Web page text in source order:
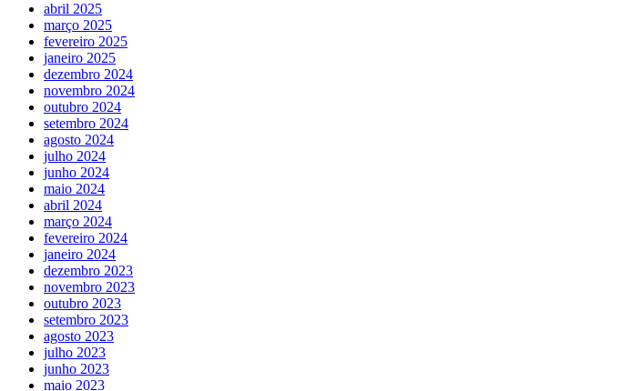
abril 2025
março 2025
fevereiro 2025
janeiro 2025
dezembro 2024
novembro 2024
outubro 2024
setembro 2024
agosto 2024
julho 2024
junho 2024
maio 2024
abril 2024
março 2024
fevereiro 2024
janeiro 2024
dezembro 2023
novembro 2023
outubro 2023
setembro 2023
agosto 2023
julho 2023
junho 2023
maio 2023